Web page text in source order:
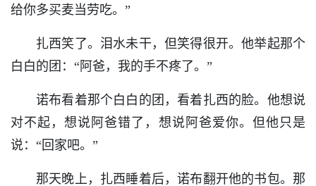
给你多买麦当劳吃。”
扎西笑了。泪水未干，但笑得很开。他举起那个
白白的团：“阿爸，我的手不疼了。”
诺布看着那个白白的团，看着扎西的脸。他想说
对不起，想说阿爸错了，想说阿爸爱你。但他只是
说：“回家吧。”
那天晚上，扎西睡着后，诺布翻开他的书包。那